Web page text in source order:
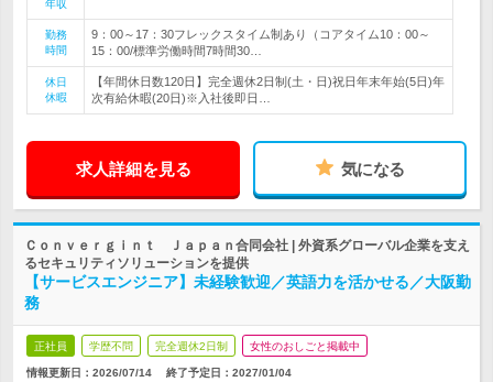
年収
勤務
時間
9：00～17：30フレックスタイム制あり（コアタイム10：00～
15：00/標準労働時間7時間30…
休日
休暇
【年間休日数120日】完全週休2日制(土・日)祝日年末年始(5日)年
次有給休暇(20日)※入社後即日…
求人詳細を見る 気になる
Ｃｏｎｖｅｒｇｉｎｔ Ｊａｐａｎ合同会社 | 外資系グローバル企業を支え
るセキュリティソリューションを提供
【サービスエンジニア】未経験歓迎／英語力を活かせる／大阪勤
務
正社員 学歴不問 完全週休2日制 女性のおしごと掲載中
情報更新日：2026/07/14 終了予定日： 2027/01/04